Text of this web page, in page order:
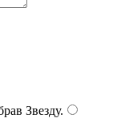
Звезду.